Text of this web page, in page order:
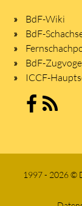
BdF-Wiki
BdF-
BdF-
ICCF-
1997 - 2026 ©